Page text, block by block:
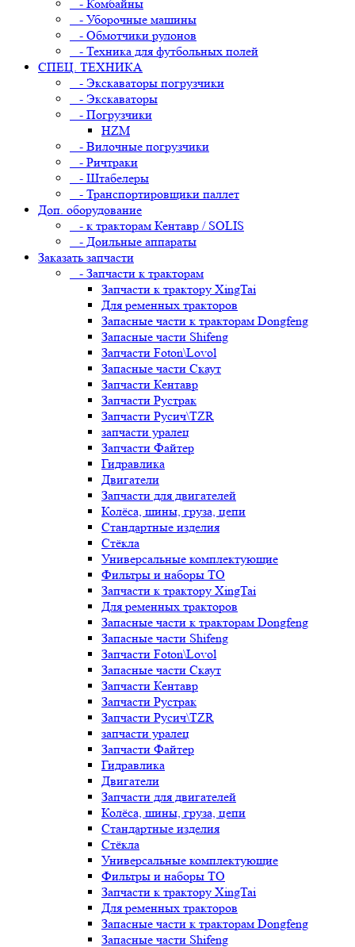
- Комбайны
- Уборочные машины
- Обмотчики рулонов
- Техника для футбольных полей
СПЕЦ. ТЕХНИКА
- Экскаваторы погрузчики
- Экскаваторы
- Погрузчики
HZM
- Вилочные погрузчики
- Ричтраки
- Штабелеры
- Транспортировщики паллет
Доп. оборудование
- к тракторам Кентавр / SOLIS
- Доильные аппараты
Заказать запчасти
- Запчасти к тракторам
Запчасти к трактору XingTai
Для ременных тракторов
Запасные части к тракторам Dongfeng
Запасные части Shifeng
Запчасти Foton\Lovol
Запасные части Скаут
Запчасти Кентавр
Запчасти Рустрак
Запчасти Русич\TZR
запчасти уралец
Запчасти Файтер
Гидравлика
Двигатели
Запчасти для двигателей
Колёса, шины, груза, цепи
Стандартные изделия
Стёкла
Универсальные комплектующие
Фильтры и наборы ТО
Запчасти к трактору XingTai
Для ременных тракторов
Запасные части к тракторам Dongfeng
Запасные части Shifeng
Запчасти Foton\Lovol
Запасные части Скаут
Запчасти Кентавр
Запчасти Рустрак
Запчасти Русич\TZR
запчасти уралец
Запчасти Файтер
Гидравлика
Двигатели
Запчасти для двигателей
Колёса, шины, груза, цепи
Стандартные изделия
Стёкла
Универсальные комплектующие
Фильтры и наборы ТО
Запчасти к трактору XingTai
Для ременных тракторов
Запасные части к тракторам Dongfeng
Запасные части Shifeng